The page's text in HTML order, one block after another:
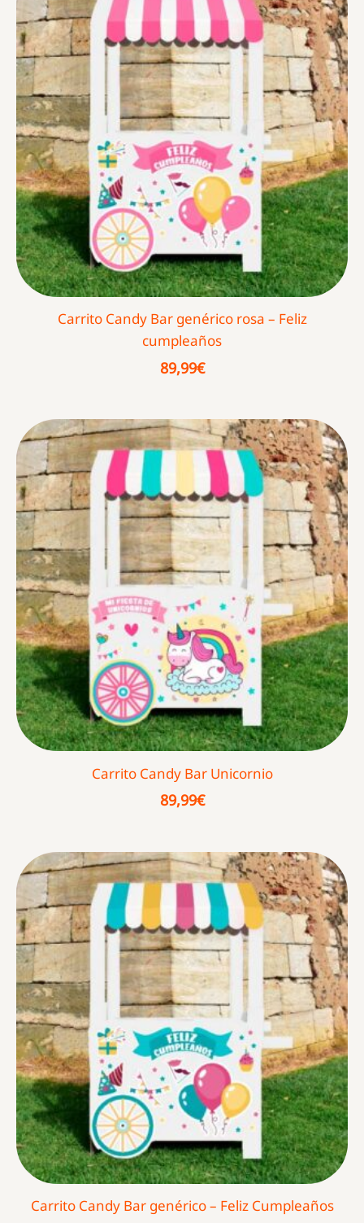
Carrito Candy Bar genérico rosa – Feliz
cumpleaños
89,99€
Carrito Candy Bar Unicornio
89,99€
Carrito Candy Bar genérico – Feliz Cumpleaños